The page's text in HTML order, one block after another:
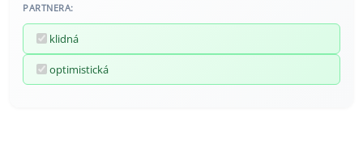
PARTNERA:
klidná
optimistická